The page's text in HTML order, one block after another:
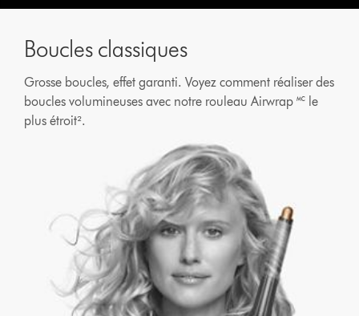
Boucles classiques
Grosse boucles, effet garanti. Voyez comment réaliser des
boucles volumineuses avec notre rouleau Airwrap 🅪 le
plus étroit².